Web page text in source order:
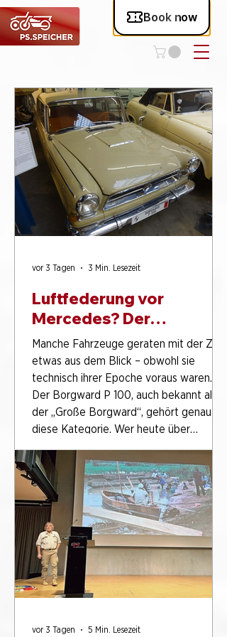
Luftfederung vor
Mercedes? Der
Borgward P 100 im
PS.SPEICHER überrascht
bis heute
Manche Fahrzeuge geraten mit der Zeit
etwas aus dem Blick – obwohl sie
technisch ihrer Epoche voraus waren.
Der Borgward P 100, auch bekannt als
der „Große Borgward“, gehört genau in
diese Kategorie. Wer heute über
historische Limousinen oder technische
Meilensteine spricht, sollte auch diesen
Namen kennen. Denn der Borgward P
100 bringt eine Innovation auf die
Straße, mit der er seiner Konkurrenz
einen Schritt voraus ist: Luftfederung in
Serienh
vor 3 Tagen 3 Min. Lesezeit
vor 3 Tagen 5 Min. Lesezeit